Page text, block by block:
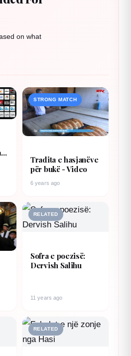
on what
STRONG MATCH
Tradita e hasjanëve
për bukë - Video
6 years ago
RELATED
Sofra e poezisë:
Dervish Salihu
11 years ago
RELATED